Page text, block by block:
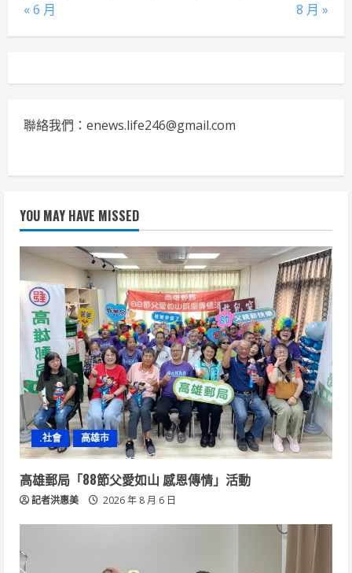
« 6 月
8 月 »
聯絡我們：enews.life246@gmail.com
YOU MAY HAVE MISSED
.社會 高雄市
高雄郵局「88節父愛如山 感恩傳情」活動
記者洪惠美 2026 年 8 月 6 日